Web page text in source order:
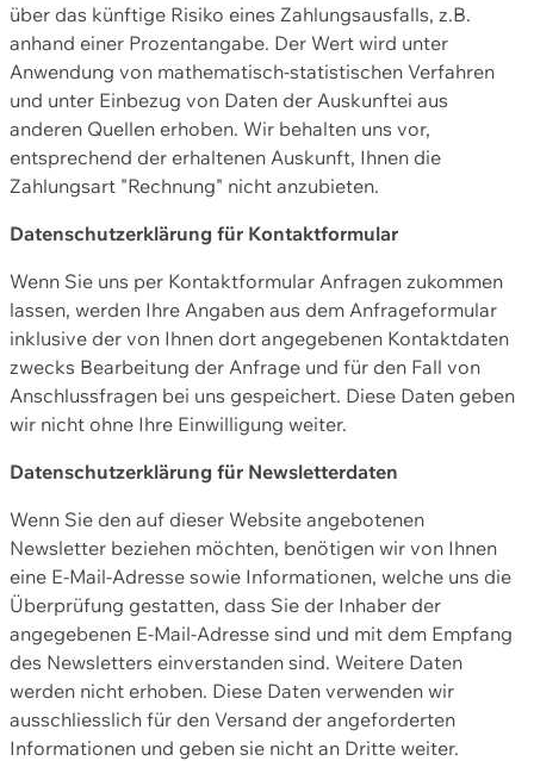
über das künftige Risiko eines Zahlungsausfalls, z.B.
anhand einer Prozentangabe. Der Wert wird unter
Anwendung von mathematisch-statistischen Verfahren
und unter Einbezug von Daten der Auskunftei aus
anderen Quellen erhoben. Wir behalten uns vor,
entsprechend der erhaltenen Auskunft, Ihnen die
Zahlungsart "Rechnung" nicht anzubieten.
Datenschutzerklärung für Kontaktformular
Wenn Sie uns per Kontaktformular Anfragen zukommen
lassen, werden Ihre Angaben aus dem Anfrageformular
inklusive der von Ihnen dort angegebenen Kontaktdaten
zwecks Bearbeitung der Anfrage und für den Fall von
Anschlussfragen bei uns gespeichert. Diese Daten geben
wir nicht ohne Ihre Einwilligung weiter.
Datenschutzerklärung für Newsletterdaten
Wenn Sie den auf dieser Website angebotenen
Newsletter beziehen möchten, benötigen wir von Ihnen
eine E-Mail-Adresse sowie Informationen, welche uns die
Überprüfung gestatten, dass Sie der Inhaber der
angegebenen E-Mail-Adresse sind und mit dem Empfang
des Newsletters einverstanden sind. Weitere Daten
werden nicht erhoben. Diese Daten verwenden wir
ausschliesslich für den Versand der angeforderten
Informationen und geben sie nicht an Dritte weiter.